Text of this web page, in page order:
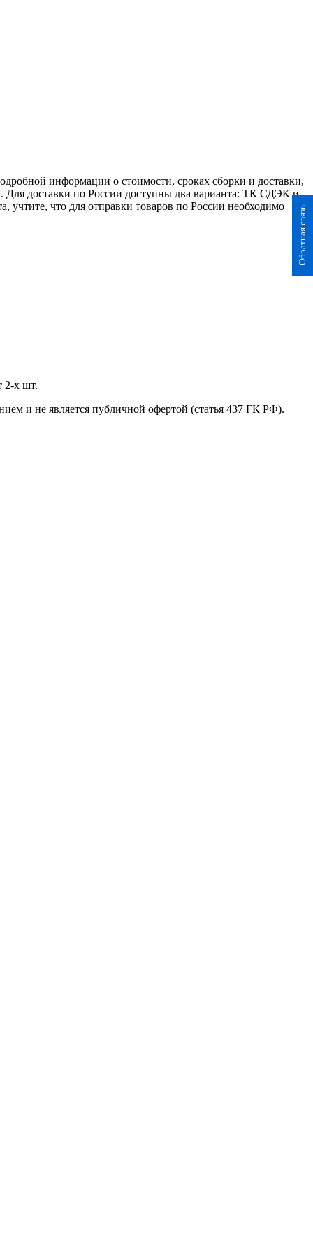
Обратная связь
информации о стоимости, сроках сборки и доставки,
Для доставки по России доступны два варианта: ТК СДЭК и
учтите, что для отправки товаров по России необходимо
2-х шт.
и не является публичной офертой (статья 437 ГК РФ).